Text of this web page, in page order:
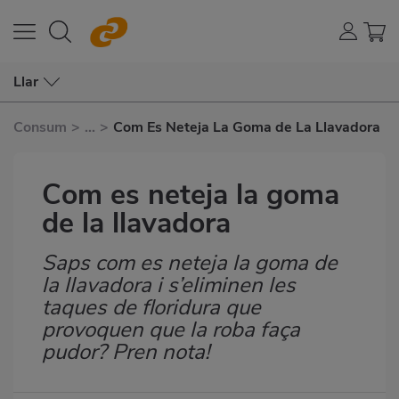
Llar
Consum > ... > Com Es Neteja La Goma de La Llavadora
Com es neteja la goma
de la llavadora
Subtítulo
Saps com es neteja la goma de
la llavadora i s’eliminen les
taques de floridura que
provoquen que la roba faça
pudor? Pren nota!